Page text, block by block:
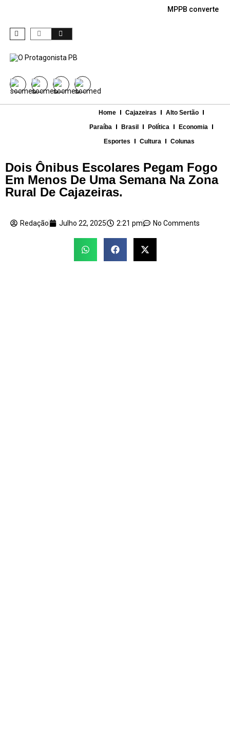
MPPB converte
Home Cajazeiras
Alto Sertão
Paraíba
Brasil Política
Economia
Esportes
Cultura Colunas
Dois Ônibus Escolares Pegam Fogo
Em Menos De Uma Semana Na Zona
Rural De Cajazeiras.
Redação Julho 22, 2025 2:21 pm No Comments